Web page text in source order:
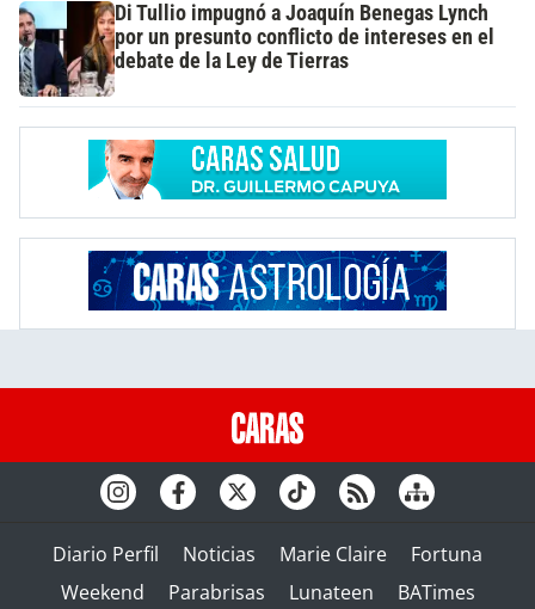
Di Tullio impugnó a Joaquín Benegas Lynch
por un presunto conflicto de intereses en el
debate de la Ley de Tierras
Diario Perfil Noticias Marie Claire
Fortuna
Weekend
Parabrisas Lunateen BATimes